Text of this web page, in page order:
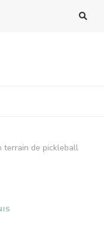
terrain de pickleball